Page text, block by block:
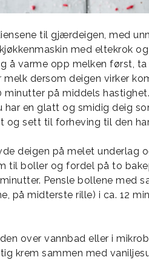
til gjærdeigen, med
med eltekrok
å varme opp melken først,
melk dersom deigen virker
minutter på middels
har en glatt og smidig deig
og sett til forheving til den
deigen på melet underlag
til boller og fordel på to
Pensle bollene med
på midterste rille) i ca. 12
over vannbad eller i
krem sammen med